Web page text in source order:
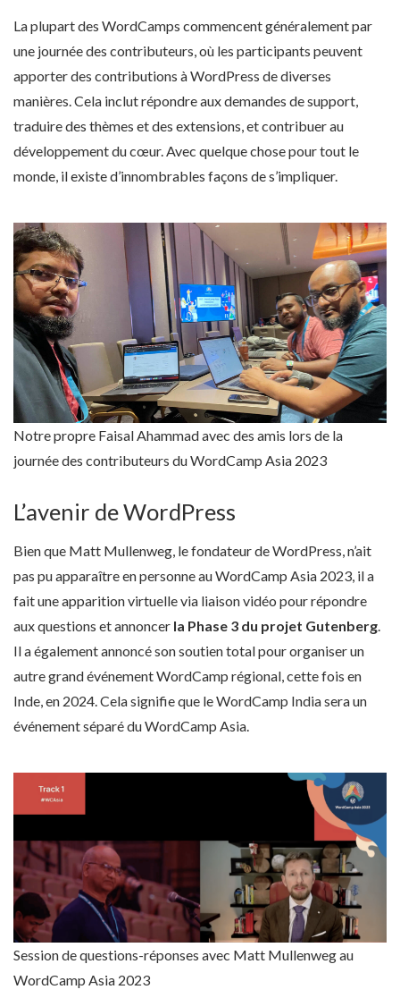
La plupart des WordCamps commencent généralement par
une journée des contributeurs, où les participants peuvent
apporter des contributions à WordPress de diverses
manières. Cela inclut répondre aux demandes de support,
traduire des thèmes et des extensions, et contribuer au
développement du cœur. Avec quelque chose pour tout le
monde, il existe d’innombrables façons de s’impliquer.
Notre propre Faisal Ahammad avec des amis lors de la
journée des contributeurs du WordCamp Asia 2023
L’avenir de WordPress
Bien que Matt Mullenweg, le fondateur de WordPress, n’ait
pas pu apparaître en personne au WordCamp Asia 2023, il a
fait une apparition virtuelle via liaison vidéo pour répondre
aux questions et annoncer la Phase 3 du projet Gutenberg.
Il a également annoncé son soutien total pour organiser un
autre grand événement WordCamp régional, cette fois en
Inde, en 2024. Cela signifie que le WordCamp India sera un
événement séparé du WordCamp Asia.
Session de questions-réponses avec Matt Mullenweg au
WordCamp Asia 2023